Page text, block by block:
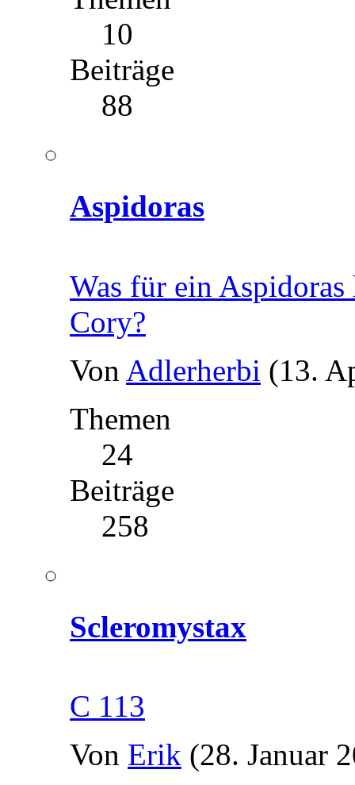
10
Beiträge
88
Aspidoras
Was für ein
Cory?
Von Adlerherbi (13.
Themen
24
Beiträge
258
Scleromystax
C 113
Von Erik (28. Januar